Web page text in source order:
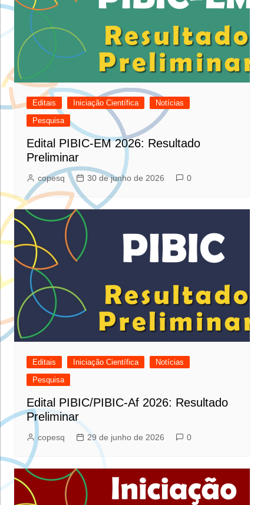
Editais Iniciação Científica
Notícias
Pesquisa
Edital PIBIC-EM 2026: Resultado
Preliminar
copesq 30 de junho de 2026 0
Editais Iniciação Científica
Notícias
Pesquisa
Edital PIBIC/PIBIC-Af 2026: Resultado
Preliminar
copesq 29 de junho de 2026 0